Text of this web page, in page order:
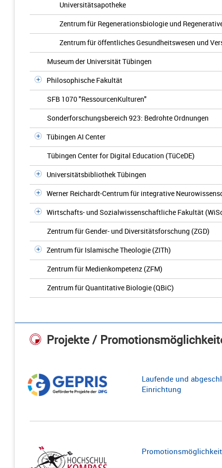
Universitätsapotheke
Zentrum für Regenerationsbiologie und
Zentrum für öffentliches Gesundheitswesen und
Museum der Universität Tübingen
Philosophische Fakultät
SFB 1070 "RessourcenKulturen"
Sonderforschungsbereich 923: Bedrohte Ordnungen
Tübingen AI Center
Tübingen Center for Digital Education (TüCeDE)
Universitätsbibliothek Tübingen
Werner Reichardt-Centrum für integrative
Wirtschafts- und Sozialwissenschaftliche Fakultät
Zentrum für Gender- und Diversitätsforschung (ZGD)
Zentrum für Islamische Theologie (ZITh)
Zentrum für Medienkompetenz (ZFM)
Zentrum für Quantitative Biologie (QBiC)
Projekte /
Laufende und
Einrichtung